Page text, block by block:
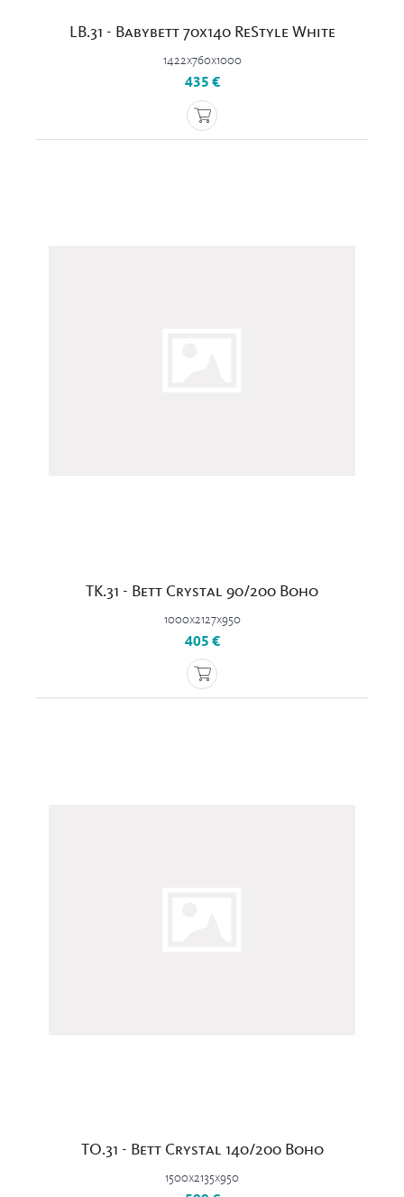
LB.31 - Babybett 70x140 ReStyle White
1422x760x1000
435 €
TK.31 - Bett Crystal 90/200 Boho
1000x2127x950
405 €
TO.31 - Bett Crystal 140/200 Boho
1500x2135x950